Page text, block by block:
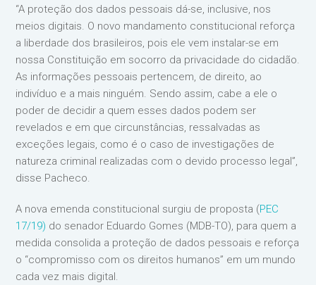
“A proteção dos dados pessoais dá-se, inclusive, nos
meios digitais. O novo mandamento constitucional reforça
a liberdade dos brasileiros, pois ele vem instalar-se em
nossa Constituição em socorro da privacidade do cidadão.
As informações pessoais pertencem, de direito, ao
indivíduo e a mais ninguém. Sendo assim, cabe a ele o
poder de decidir a quem esses dados podem ser
revelados e em que circunstâncias, ressalvadas as
exceções legais, como é o caso de investigações de
natureza criminal realizadas com o devido processo legal”,
disse Pacheco.
A nova emenda constitucional surgiu de proposta (PEC
17/19) do senador Eduardo Gomes (MDB-TO), para quem a
medida consolida a proteção de dados pessoais e reforça
o “compromisso com os direitos humanos” em um mundo
cada vez mais digital.